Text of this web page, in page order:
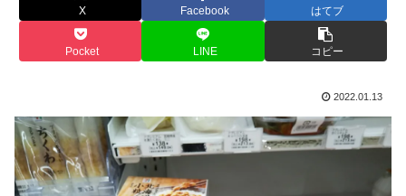
X Facebook はてブ
Pocket LINE コピー
2022.01.13